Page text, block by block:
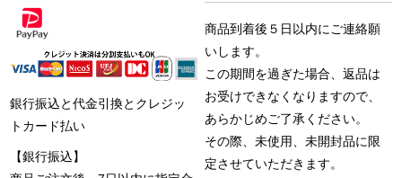
銀行振込と代金引換とクレジッ
トカード払い
【銀行振込】
商品到着後５日以内にご連絡願
いします。
この期間を過ぎた場合、返品は
お受けできなくなりますので、
あらかじめご了承ください。
その際、未使用、未開封品に限
定させていただきます。